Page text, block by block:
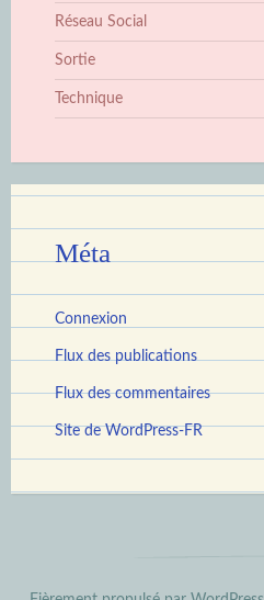
Réseau Social
Sortie
Technique
Méta
Connexion
Flux des publications
Flux des commentaires
Site de WordPress-FR